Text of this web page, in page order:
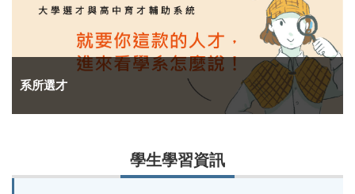
系所選才
學生學習資訊